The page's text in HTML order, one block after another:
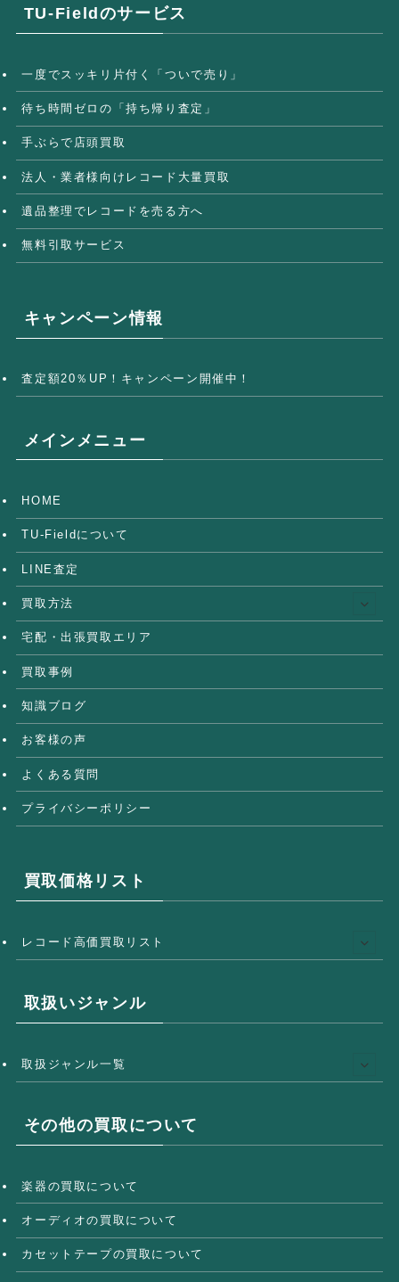
TU-Fieldのサービス
一度でスッキリ片付く「ついで売り」
待ち時間ゼロの「持ち帰り査定」
手ぶらで店頭買取
法人・業者様向けレコード大量買取
遺品整理でレコードを売る方へ
無料引取サービス
キャンペーン情報
査定額20％UP！キャンペーン開催中！
メインメニュー
HOME
TU-Fieldについて
LINE査定
買取方法
宅配・出張買取エリア
買取事例
知識ブログ
お客様の声
よくある質問
プライバシーポリシー
買取価格リスト
レコード高価買取リスト
取扱いジャンル
取扱ジャンル一覧
その他の買取について
楽器の買取について
オーディオの買取について
カセットテープの買取について